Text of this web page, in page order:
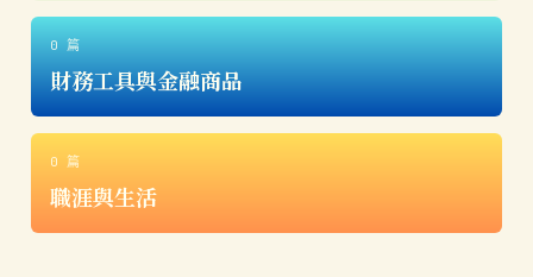
0 篇
財務工具與金融商品
0 篇
職涯與生活